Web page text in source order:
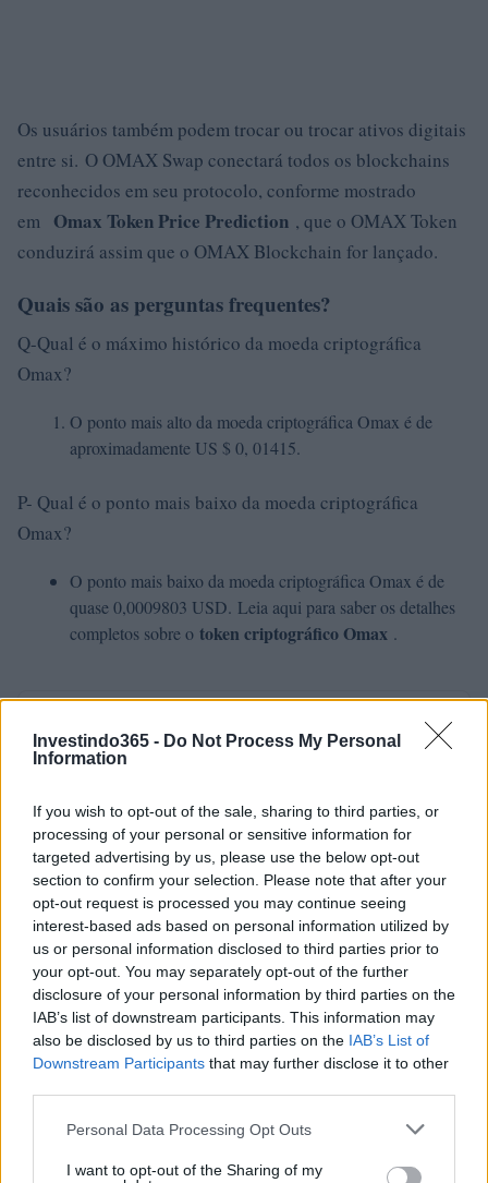
Investindo365 - Do Not Process My Personal
Information
If you wish to opt-out of the sale, sharing to third parties, or
processing of your personal or sensitive information for
targeted advertising by us, please use the below opt-out
section to confirm your selection. Please note that after your
opt-out request is processed you may continue seeing
interest-based ads based on personal information utilized by
us or personal information disclosed to third parties prior to
your opt-out. You may separately opt-out of the further
disclosure of your personal information by third parties on the
IAB’s list of downstream participants. This information may
also be disclosed by us to third parties on the IAB’s List of
Downstream Participants that may further disclose it to other
Please note that this website/app uses one or more Google
not limited to your visit or usage behaviour. You may click to
Personal Data Processing Opt Outs
I want to opt-out of the Sharing of my
Os usuários também podem trocar ou trocar ativos digitais
entre si. O OMAX Swap conectará todos os blockchains
reconhecidos em seu protocolo, conforme mostrado
em Omax Token Price Prediction , que o OMAX Token
conduzirá assim que o OMAX Blockchain for lançado.
Quais são as perguntas frequentes?
Q-Qual é o máximo histórico da moeda criptográfica
Omax?
O ponto mais alto da moeda criptográfica Omax é de
aproximadamente US $ 0, 01415.
P- Qual é o ponto mais baixo da moeda criptográfica
Omax?
O ponto mais baixo da moeda criptográfica Omax é de
quase 0,0009803 USD. Leia aqui para saber os detalhes
completos sobre o token criptográfico Omax .
Giorgia Stromeo